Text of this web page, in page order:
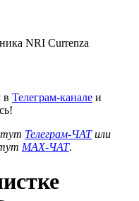
NRI Currenza
в Телеграм-канале и
Телеграм-ЧАТили
MAX-ЧАТ.